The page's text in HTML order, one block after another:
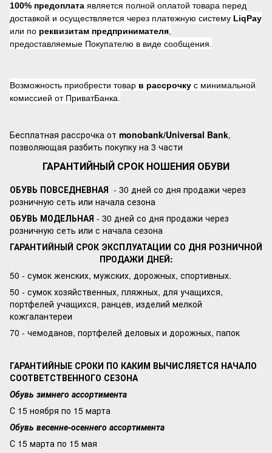
100% предоплата является полной оплатой товара перед
доставкой и осуществляется через платежную систему LiqPay
или по реквизитам предпринимателя
предоставляемые Покупателю в виде сообщения.
Возможность приобрести товар в рассрочку с минимальной
комиссией от ПриватБанка.
Бесплатная рассрочка от monobank/Universal Bank,
позволяющая разбить покупку на 3 части
ГАРАНТИЙНЫЙ СРОК НОШЕНИЯ ОБУВИ
ОБУВЬ ПОВСЕДНЕВНАЯ - 30 дней со дня продажи через
розничную сеть или начала сезона
ОБУВЬ МОДЕЛЬНАЯ - 30 дней со дня продажи через
розничную сеть или с начала сезона
ГАРАНТИЙНЫЙ СРОК ЭКСПЛУАТАЦИИ СО ДНЯ РОЗНИЧНОЙ
ПРОДАЖИ ДНЕЙ:
50 - сумок женских, мужских, дорожных, спортивных.
50 - сумок хозяйственных, пляжных, для учащихся,
портфелей учащихся, ранцев, изделий мелкой
кожгалантереи
70 - чемоданов, портфелей деловых и дорожных, папок
ГАРАНТИЙНЫЕ СРОКИ ПО КАКИМ ВЫЧИСЛЯЕТСЯ НАЧАЛО
СООТВЕТСТВЕННОГО СЕЗОНА
Обувь зимнего ассортимента
С 15 ноября по 15 марта
Обувь весенне-осеннего ассортимента
С 15 марта по 15 мая